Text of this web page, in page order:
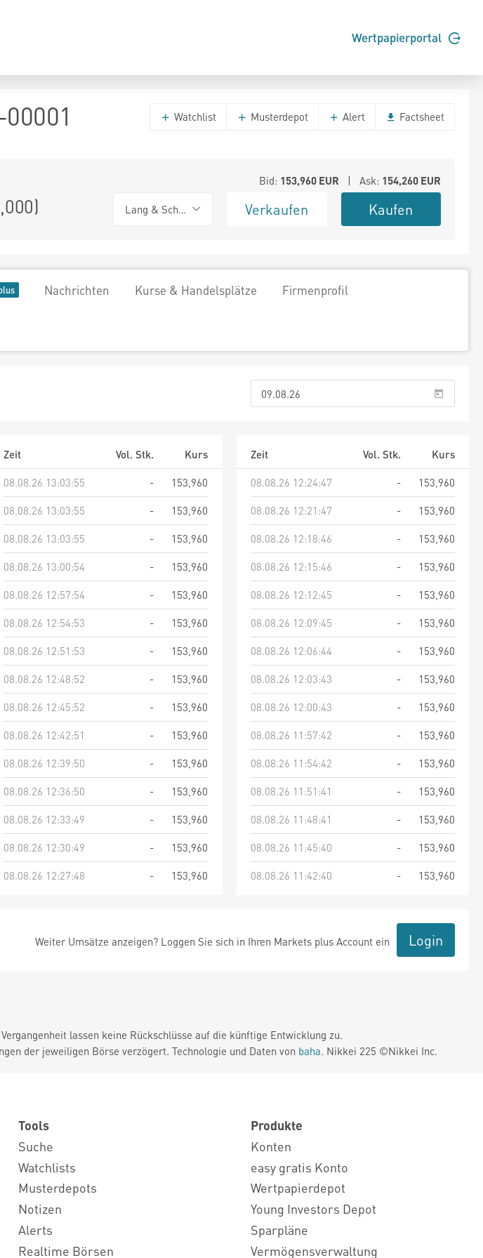
Wertpapierportal
Watchlist Musterdepot Alert Factsheet
Bid: 153,960EUR | Ask: 154,260EUR
) Lang & Schwarz Verkaufen Kaufen
Nachrichten Kurse & Handelsplätze Firmenprofil
Zeit Vol. Stk.
Kurs
08.08.26 13:03:55
-
153,960
08.08.26 13:03:55
-
153,960
08.08.26 13:03:55
-
153,960
08.08.26 13:00:54
-
153,960
08.08.26 12:57:54
-
153,960
08.08.26 12:54:53
-
153,960
08.08.26 12:51:53
-
153,960
08.08.26 12:48:52
-
153,960
08.08.26 12:45:52
-
153,960
08.08.26 12:42:51
-
153,960
08.08.26 12:39:50
-
153,960
08.08.26 12:36:50
-
153,960
08.08.26 12:33:49
-
153,960
08.08.26 12:30:49
-
153,960
08.08.26 12:27:48
- 153,960
Zeit Vol. Stk.
Kurs
08.08.26 12:24:47
-
153,960
08.08.26 12:21:47
-
153,960
08.08.26 12:18:46
-
153,960
08.08.26 12:15:46
-
153,960
08.08.26 12:12:45
-
153,960
08.08.26 12:09:45
-
153,960
08.08.26 12:06:44
-
153,960
08.08.26 12:03:43
-
153,960
08.08.26 12:00:43
-
153,960
08.08.26 11:57:42
-
153,960
08.08.26 11:54:42
-
153,960
08.08.26 11:51:41
-
153,960
08.08.26 11:48:41
-
153,960
08.08.26 11:45:40
-
153,960
08.08.26 11:42:40
- 153,960
Weiter Umsätze anzeigen? Loggen Sie sich in Ihren Markets plus Account ein Login
lassen keine Rückschlüsse auf die künftige Entwicklung zu.
der jeweiligen Börse verzögert. Technologie und Daten von baha. Nikkei 225 ©Nikkei Inc.
Tools
Suche
Watchlists
Musterdepots
Notizen
Alerts
Realtime Börsen
Produkte
Konten
easy gratis Konto
Wertpapierdepot
Young Investors Depot
Sparpläne
Vermögensverwaltung